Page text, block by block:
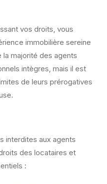
vos droits, vous
immobilière sereine
la majorité des agents
intègres, mais il est
de leurs prérogatives
interdites aux agents
des locataires et
: